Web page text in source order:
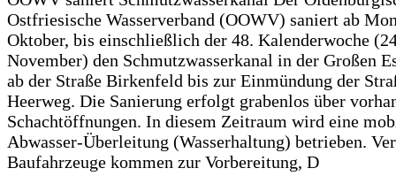
Ostfriesische Wasserverband (OOWV) saniert ab
Oktober, bis einschließlich der 48. Kalenderwoche
November) den Schmutzwasserkanal in der Großen
ab der Straße Birkenfeld bis zur Einmündung der
Heerweg. Die Sanierung erfolgt grabenlos über
Schachtöffnungen. In diesem Zeitraum wird eine
Abwasser-Überleitung (Wasserhaltung) betrieben.
Baufahrzeuge kommen zur Vorbereitung, D